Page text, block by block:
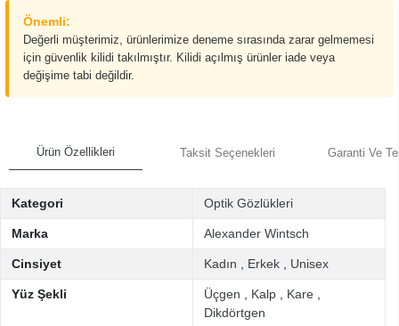
Önemli:
Değerli müşterimiz, ürünlerimize deneme sırasında zarar gelmemesi
için güvenlik kilidi takılmıştır. Kilidi açılmış ürünler iade veya
değişime tabi değildir.
Ürün Özellikleri Taksit Seçenekleri Garanti Ve
Kategori Optik Gözlükleri
Marka Alexander Wintsch
Cinsiyet Kadın Erkek Unisex
Yüz Şekli Üçgen Kalp Kare
Dikdörtgen